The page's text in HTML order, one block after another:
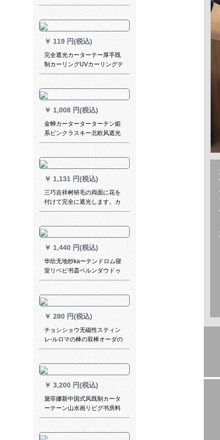
寝室を装着しないでくださ
ラカーテンf 050-7
￥ 119 円(税込)
完全遮光カーターテー厚手既
制カーリングUVカーリングテ
ート断热サーンバス扫き窓付
ビル幅1.0 m*高さ1.4 m逸品完
全遮光両面银【狭帯フーク】
￥ 1,008 円(税込)
金蝉カーターターターテン姫
系ピンクラスキー北欧风遮光
寝室扫き出し窓リビグ出窓既
ズ-ピンク1メート使用料格(无
料フーク加工)は何ですか？
￥ 1,131 円(税込)
三巧吉祥树研毛の両面に花を
付けて完全に遮光します。カ
ーターターのテーベルの上品
ート幅2.7メトルの高さが调节
されます。
￥ 1,440 円(税込)
华欣无地纱kaーテンドロム寝
室リベビ书斎ベルンダウドゥ
ドゥ窓扫き出し窓百合金白色
ラシープロの纱618070-012
メ-トル幅*2.7メトルトル
￥ 280 円(税込)
チョシショウ无磁性スティン
レ-ルロマの棒の双棒オーダの
テ-ンの小さ直径19 mm ZS
トルを要して何を撮ります
か？
￥ 3,200 円(税込)
黛菲娜新中国式风既制カータ
ーテーン山水画リビグ书房料
遮光扫き出し窓レ-スカーンン
ン幅2.4*2.7メトル*2枚(a+b)